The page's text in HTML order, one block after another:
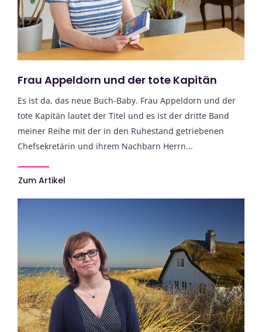
Frau Appeldorn und der tote Kapitän
Es ist da, das neue Buch-Baby. Frau Appeldorn und der
tote Kapitän lautet der Titel und es ist der dritte Band
meiner Reihe mit der in den Ruhestand getriebenen
Chefsekretärin und ihrem Nachbarn Herrn...
Zum Artikel